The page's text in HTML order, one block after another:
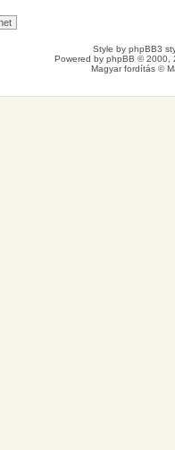
Style by phpBB3
Powered by phpBB © 2000,
Magyar fordítás ©